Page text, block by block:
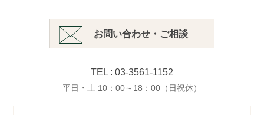
お問い合わせ・ご相談
TEL : 03-3561-1152
平日・土 10：00～18：00（日祝休）